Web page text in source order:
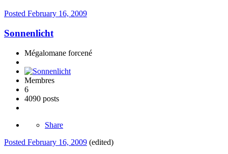
Posted February 16, 2009
Sonnenlicht
Mégalomane forcené
Membres
6
4090 posts
Share
Posted February 16, 2009 (edited)